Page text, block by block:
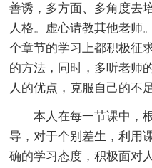
善诱，多方面、多角度去
人格。虚心请教其他老师
个章节的学习上都积极征
的方法，同时，多听老师
人的优点，克服自己的不足
本人在每一节课中，
导，对于个别差生，利用
确的学习态度，积极面对